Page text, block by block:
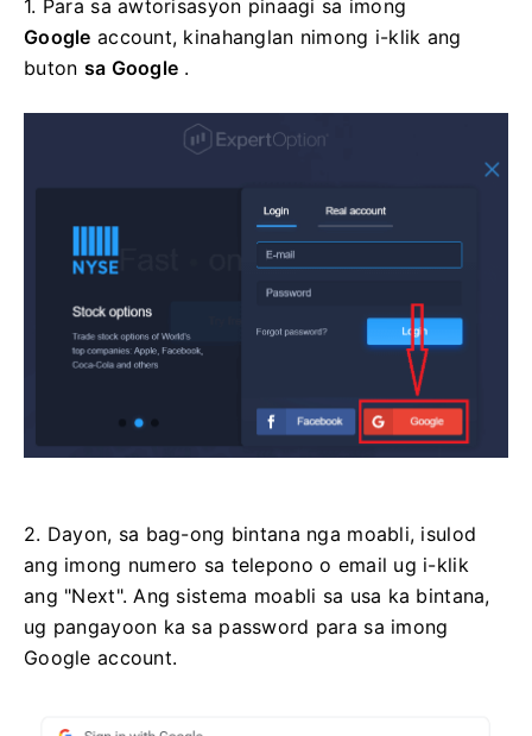
1. Para sa awtorisasyon pinaagi sa imong
Google account, kinahanglan nimong i-klik ang
buton sa Google .
2. Dayon, sa bag-ong bintana nga moabli, isulod
ang imong numero sa telepono o email ug i-klik
ang "Next". Ang sistema moabli sa usa ka bintana,
ug pangayoon ka sa password para sa imong
Google account.